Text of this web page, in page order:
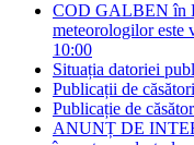
COD GALBEN în
meteorologilor este
10:00
Situația datoriei
Publicații de
Publicație de
ANUNȚ DE